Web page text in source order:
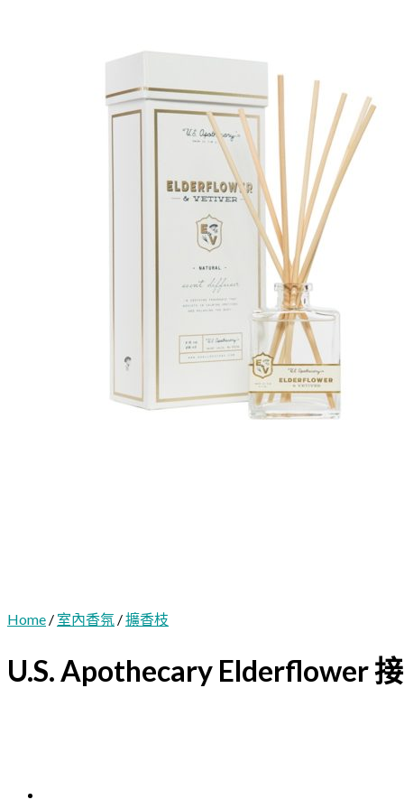
Home / 室內香氛 /擴香枝
U.S. Apothecary Elderflower